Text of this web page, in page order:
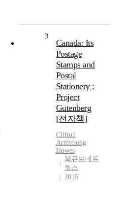
3
Canada: Its
Postage
Stamps and
Postal
Stationery :
Project
Gutenberg
[전자책]
Clifton
Armstrong
Howes
북큐브네트
웍스
2015